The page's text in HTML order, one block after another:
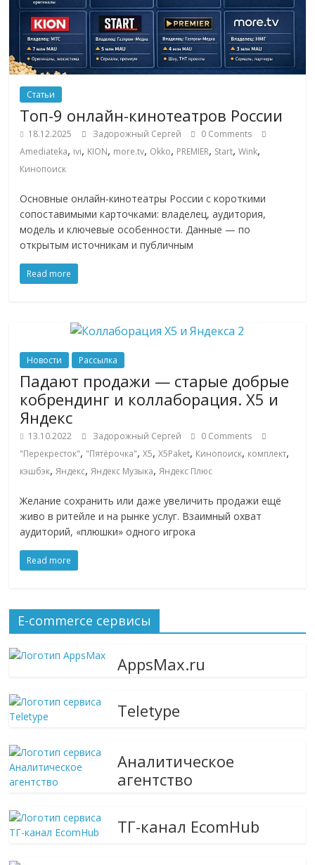
читателем.
Статьи
Топ-9 онлайн-кинотеатров России
18.12.2025 Задорожный Сергей
0 Comments
Amediateka, ivi, KION, more.tv, Okko, PREMIER, Start,Wink,
Кинопоиск
Основные онлайн-кинотеатры России с короткими
сопоставимыми карточками: владелец, аудитория,
модель и ключевые особенности. Данные — по
открытым источникам и публичным
Read more
Новости Рассылка
Падают продажи — старые добрые
кобрендинг и коллаборация. X5 и
Яндекс
13.10.2022 Задорожный Сергей
0 Comments
"Перекресток", "Пятёрочка",X5,X5Paket, Кинопоиск, комплект,
кэшбэк,Яндекс,Яндекс Музыка,Яндекс Плюс
Желание сохранить или даже увеличить продажи ещё
живо в ритейле и на рынке услуг. Взаимный охват
аудиторий, «плюшки» одного игрока
Read more
E-commerce сервисы
AppsMax.ru
Teletype
Аналитическое
агентство
ТГ-канал EcomHub